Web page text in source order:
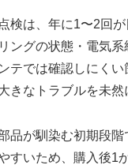
検は、年に1〜2回
ングの状態・電気
テでは確認しにく
きなトラブルを未然
品が馴染む初期段階
すいため、購入後1